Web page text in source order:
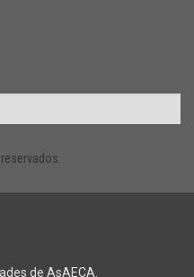
de AsAECA.